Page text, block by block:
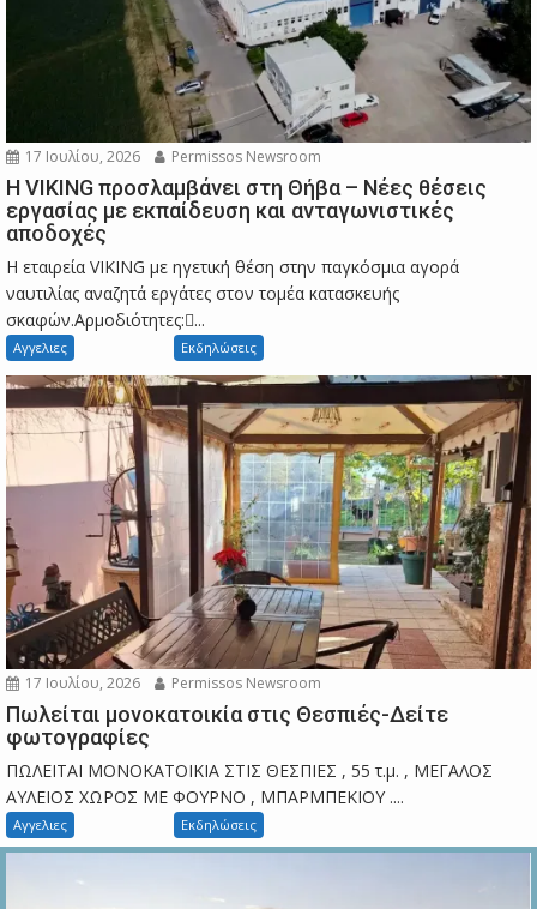
17 Ιουλίου, 2026 Permissos Newsroom
Η VIKING προσλαμβάνει στη Θήβα – Νέες θέσεις
εργασίας με εκπαίδευση και ανταγωνιστικές
αποδοχές
Η εταιρεία VIKING με ηγετική θέση στην παγκόσμια αγορά
ναυτιλίας αναζητά εργάτες στον τομέα κατασκευής
σκαφών.Αρμοδιότητες:...
Αγγελιες Εκδηλώσεις
17 Ιουλίου, 2026 Permissos Newsroom
Πωλείται μονοκατοικία στις Θεσπιές-Δείτε
φωτογραφίες
ΠΩΛΕΙΤΑΙ ΜΟΝΟΚΑΤΟΙΚΙΑ ΣΤΙΣ ΘΕΣΠΙΕΣ , 55 τ.μ. , ΜΕΓΑΛΟΣ
ΑΥΛΕΙΟΣ ΧΩΡΟΣ ΜΕ ΦΟΥΡΝΟ , ΜΠΑΡΜΠΕΚΙΟΥ ....
Αγγελιες Εκδηλώσεις